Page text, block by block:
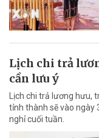
Lịch chi trả
cần lưu ý
Lịch chi trả lương
tỉnh thành sẽ vào ngày
nghỉ cuối tuần.